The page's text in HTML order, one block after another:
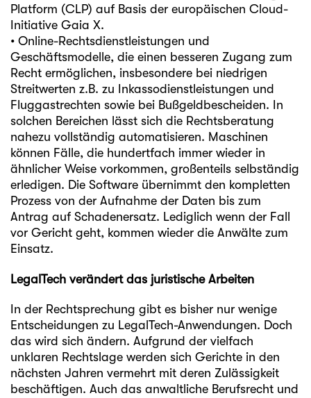
Platform (CLP) auf Basis der europäischen Cloud-
Initiative Gaia X.
• Online-Rechtsdienstleistungen und
Geschäftsmodelle, die einen besseren Zugang zum
Recht ermöglichen, insbesondere bei niedrigen
Streitwerten z.B. zu Inkassodienstleistungen und
Fluggastrechten sowie bei Bußgeldbescheiden. In
solchen Bereichen lässt sich die Rechtsberatung
nahezu vollständig automatisieren. Maschinen
können Fälle, die hundertfach immer wieder in
ähnlicher Weise vorkommen, großenteils selbständig
erledigen. Die Software übernimmt den kompletten
Prozess von der Aufnahme der Daten bis zum
Antrag auf Schadenersatz. Lediglich wenn der Fall
vor Gericht geht, kommen wieder die Anwälte zum
Einsatz.
LegalTech verändert das juristische Arbeiten
In der Rechtsprechung gibt es bisher nur wenige
Entscheidungen zu LegalTech-Anwendungen. Doch
das wird sich ändern. Aufgrund der vielfach
unklaren Rechtslage werden sich Gerichte in den
nächsten Jahren vermehrt mit deren Zulässigkeit
beschäftigen. Auch das anwaltliche Berufsrecht und